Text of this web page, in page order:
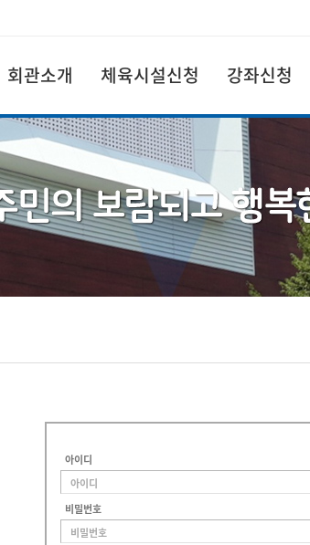
회관소개 체육시설신청 강좌신청
아이디
비밀번호